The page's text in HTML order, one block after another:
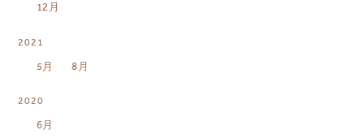
12月
2021
5月 8月
2020
6月